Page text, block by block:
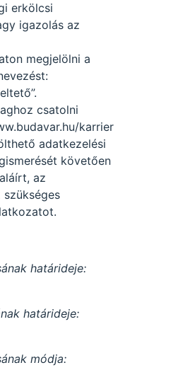
erkölcsi
igazolás az
megjelölni a
csatolni
karrier
adatkezelési
követően
az
szükséges
határideje:
határideje:
módja: